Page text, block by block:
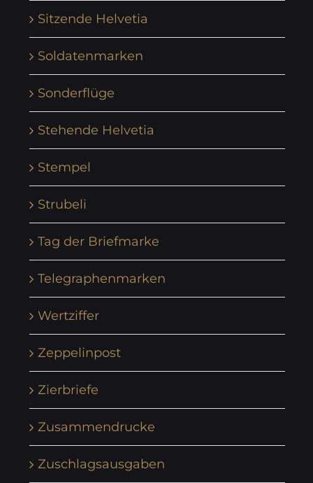
Sitzende Helvetia
Soldatenmarken
Sonderflüge
Stehende Helvetia
Stempel
Strubeli
Tag der Briefmarke
Telegraphenmarken
Wertziffer
Zeppelinpost
Zierbriefe
Zusammendrucke
Zuschlagsausgaben